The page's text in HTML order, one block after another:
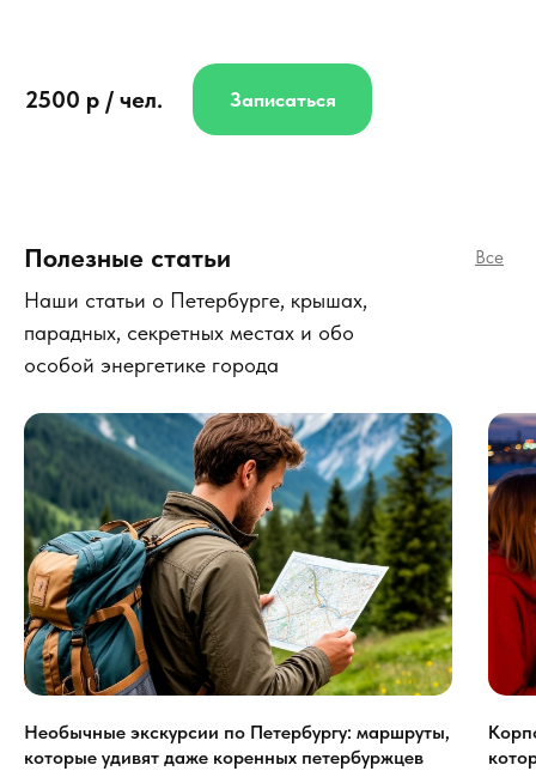
2500 р / чел. Записаться
Полезные статьи
Наши статьи о Петербурге, крышах,
парадных, секретных местах и обо
особой энергетике города
Все
Необычные экскурсии по Петербургу: маршруты,
которые удивят даже коренных петербуржцев